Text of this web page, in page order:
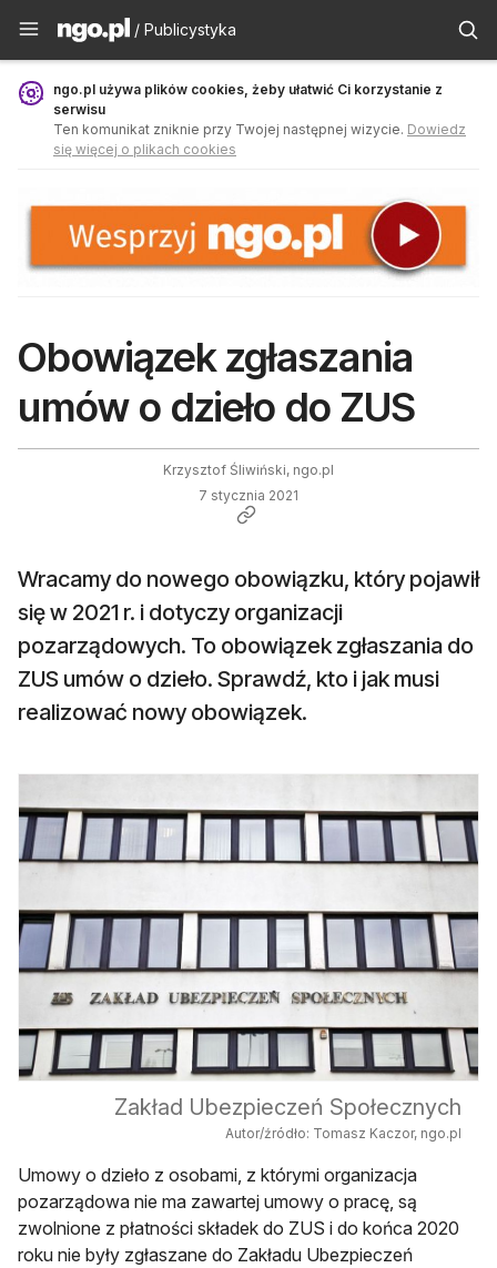
Publicystyka - ngo.pl
/ Publicystyka
ngo.pl używa plików cookies, żeby ułatwić Ci korzystanie z
serwisu
Ten komunikat zniknie przy Twojej następnej wizycie. Dowiedz
się więcej o plikach cookies
Obowiązek zgłaszania
umów o dzieło do ZUS
Krzysztof Śliwiński, ngo.pl
7 stycznia 2021
Wracamy do nowego obowiązku, który pojawił
się w 2021 r. i dotyczy organizacji
pozarządowych. To obowiązek zgłaszania do
ZUS umów o dzieło. Sprawdź, kto i jak musi
realizować nowy obowiązek.
Zakład Ubezpieczeń Społecznych
Autor/źródło: Tomasz Kaczor, ngo.pl
Umowy o dzieło z osobami, z którymi organizacja
pozarządowa nie ma zawartej umowy o pracę, są
zwolnione z płatności składek do ZUS i do końca 2020
roku nie były zgłaszane do Zakładu Ubezpieczeń